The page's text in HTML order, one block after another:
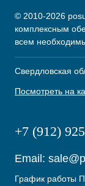
© 2010-2026
комплексным
всем
Свердловская
Посмотреть на
+7 (912)
Email:
График работы